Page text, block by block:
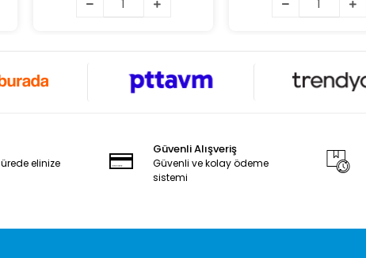
elinize
Güvenli Alışveriş
Güvenli ve kolay ödeme
sistemi